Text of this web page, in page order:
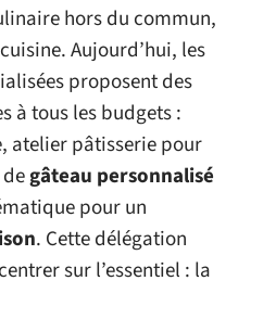
hors du commun,
Aujourd’hui, les
proposent des
à tous les budgets :
atelier pâtisserie pour
gâteau personnalisé
pour un
. Cette délégation
sur l’essentiel : la